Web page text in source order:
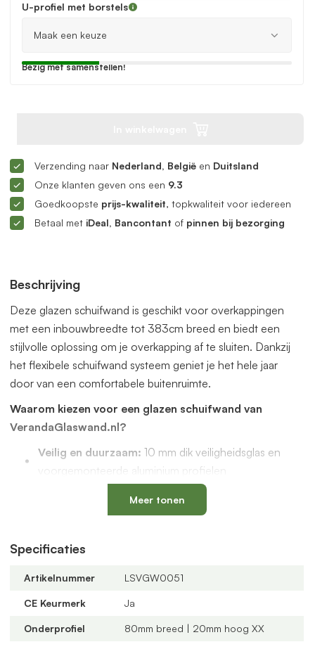
Beschrijving
Deze glazen schuifwand is geschikt voor overkappingen
met een inbouwbreedte tot 383cm breed en biedt een
stijlvolle oplossing om je overkapping af te sluiten. Dankzij
het flexibele schuifwand systeem geniet je het hele jaar
door van een comfortabele buitenruimte.
Waarom kiezen voor een glazen schuifwand van
VerandaGlaswand.nl?
Veilig en duurzaam: 10 mm dik veiligheidsglas en
voorgemonteerde aluminium profielen
met een vervangbaar loopspoor,
geïntegreerde waterafvoer en verkrijgbaar in antraciet
Verstelbare kunststof wielen
Altijd passend bij jouw veranda
verschillende maten, glastypes en steellook
U-profielen met tochtborstelsvoor een tochtvrije
Meer tonen
Specificaties
Artikelnummer LSVGW0051
CE Keurmerk Ja
Onderprofiel 80mm breed | 20mm hoog XX
U-profiel met borstels
Bezig met samenstellen!
Verzending naar Nederland, België en Duitsland
Onze klanten geven ons een 9.3
Goedkoopste prijs-kwaliteit, topkwaliteit voor iedereen
Betaal met iDeal, Bancontant of pinnen bij bezorging